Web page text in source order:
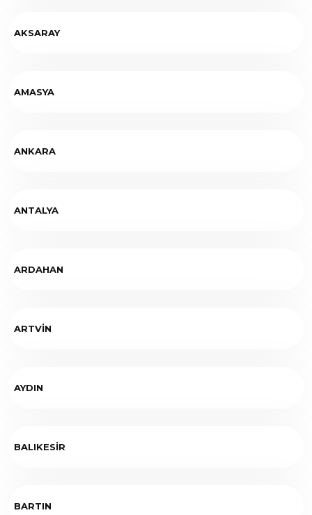
AKSARAY
AMASYA
ANKARA
ANTALYA
ARDAHAN
ARTVİN
AYDIN
BALIKESİR
BARTIN